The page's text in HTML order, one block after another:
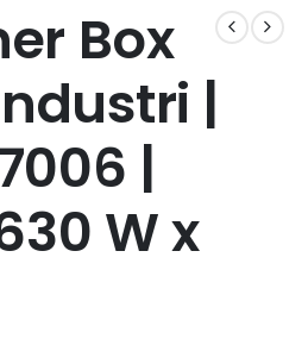
Box
|
|
W x